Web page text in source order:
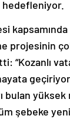
hedefleniyor.
projesinin
“Kozanlı
bulan
şebeke